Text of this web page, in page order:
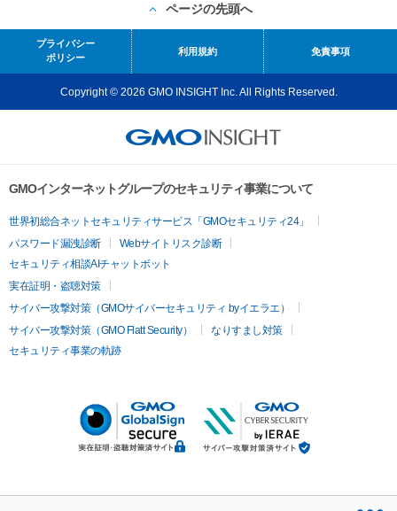
ページの先頭へ
プライバシー
ポリシー
利用規約 免責事項
Copyright © 2026 GMO INSIGHT Inc. All Rights Reserved.
GMOインターネットグループのセキュリティ事業について
世界初総合ネットセキュリティサービス「GMOセキュリティ24」
パスワード漏洩診断
Webサイトリスク診断
セキュリティ相談AIチャットボット
実在証明・盗聴対策
サイバー攻撃対策（GMOサイバーセキュリティ byイエラエ）
サイバー攻撃対策（GMO Flatt Security）
なりすまし対策
セキュリティ事業の軌跡